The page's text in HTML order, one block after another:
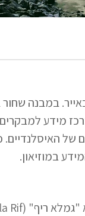
במבנה
של
במוזיאון.